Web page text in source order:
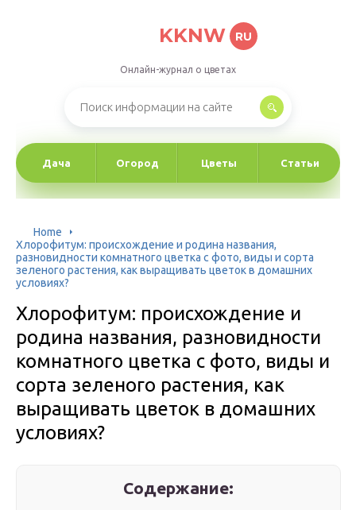
KKNW RU
Онлайн-журнал о цветах
Дача Огород Цветы Статьи
Home
Хлорофитум: происхождение и родина названия,
разновидности комнатного цветка с фото, виды и сорта
зеленого растения, как выращивать цветок в домашних
условиях?
Хлорофитум: происхождение и
родина названия, разновидности
комнатного цветка с фото, виды и
сорта зеленого растения, как
выращивать цветок в домашних
условиях?
Содержание: